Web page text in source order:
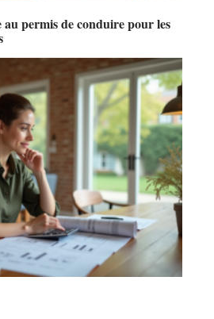
au permis de conduire pour les